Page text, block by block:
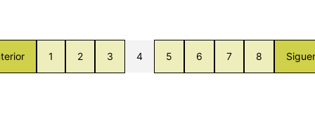
1 2 3 4 5 6 7 8